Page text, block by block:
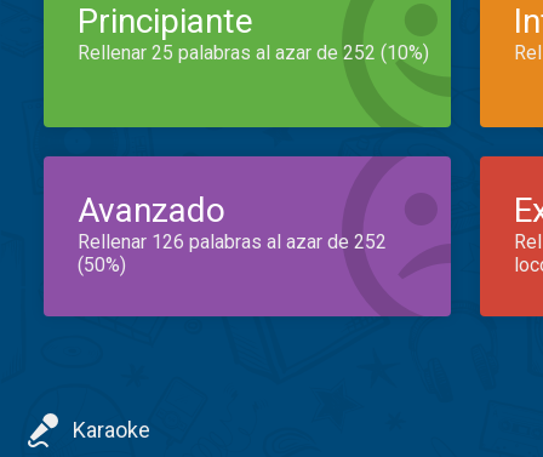
Principiante
Rellenar 25 palabras al azar de 252 (10%)
Avanzado
Rellenar 126 palabras al azar de 252
(50%)
Karaoke